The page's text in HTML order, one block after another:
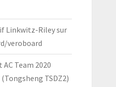
Linkwitz-Riley sur
veroboard
AC Team 2020
TSDZ2)